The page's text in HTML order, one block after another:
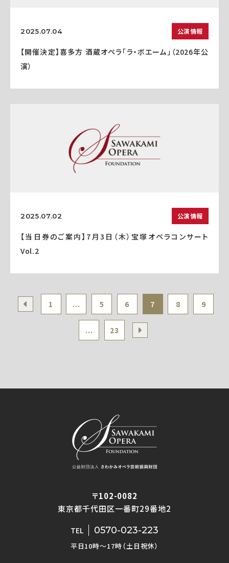
2025.07.04 公演情報
【開催決定】喜多方 酒蔵オペラ「ラ・ボエーム」（2026年公
演）
2025.07.02 公演情報
【当日券のご案内】7月3日（木）宝塚オペラコンサート
Vol.2
1 ... 5 6 7 8 9
... 23
〒102-0082
東京都千代田区一番町29番地2
TEL 0570-023-223
平日10時〜17時（土日祝休）